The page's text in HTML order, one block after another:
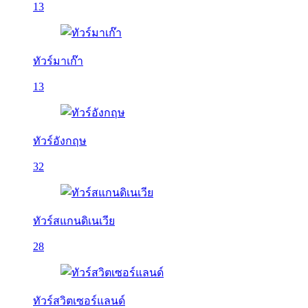
13
ทัวร์มาเก๊า
13
ทัวร์อังกฤษ
32
ทัวร์สแกนดิเนเวีย
28
ทัวร์สวิตเซอร์แลนด์